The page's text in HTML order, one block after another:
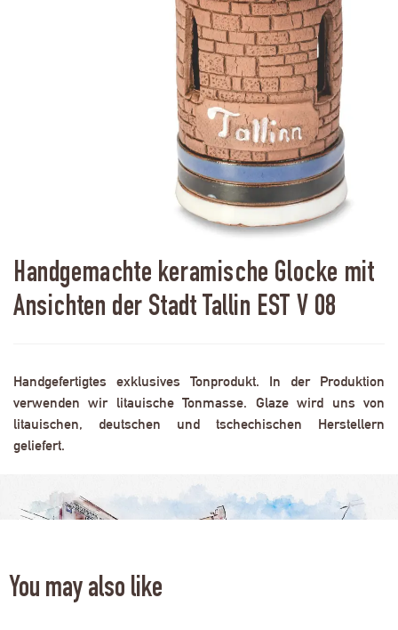
Handgemachte keramische Glocke mit
Ansichten der Stadt Tallin EST V 08
Handgefertigtes exklusives Tonprodukt. In der Produktion
verwenden wir litauische Tonmasse. Glaze wird uns von
litauischen, deutschen und tschechischen Herstellern
geliefert.
You may also like